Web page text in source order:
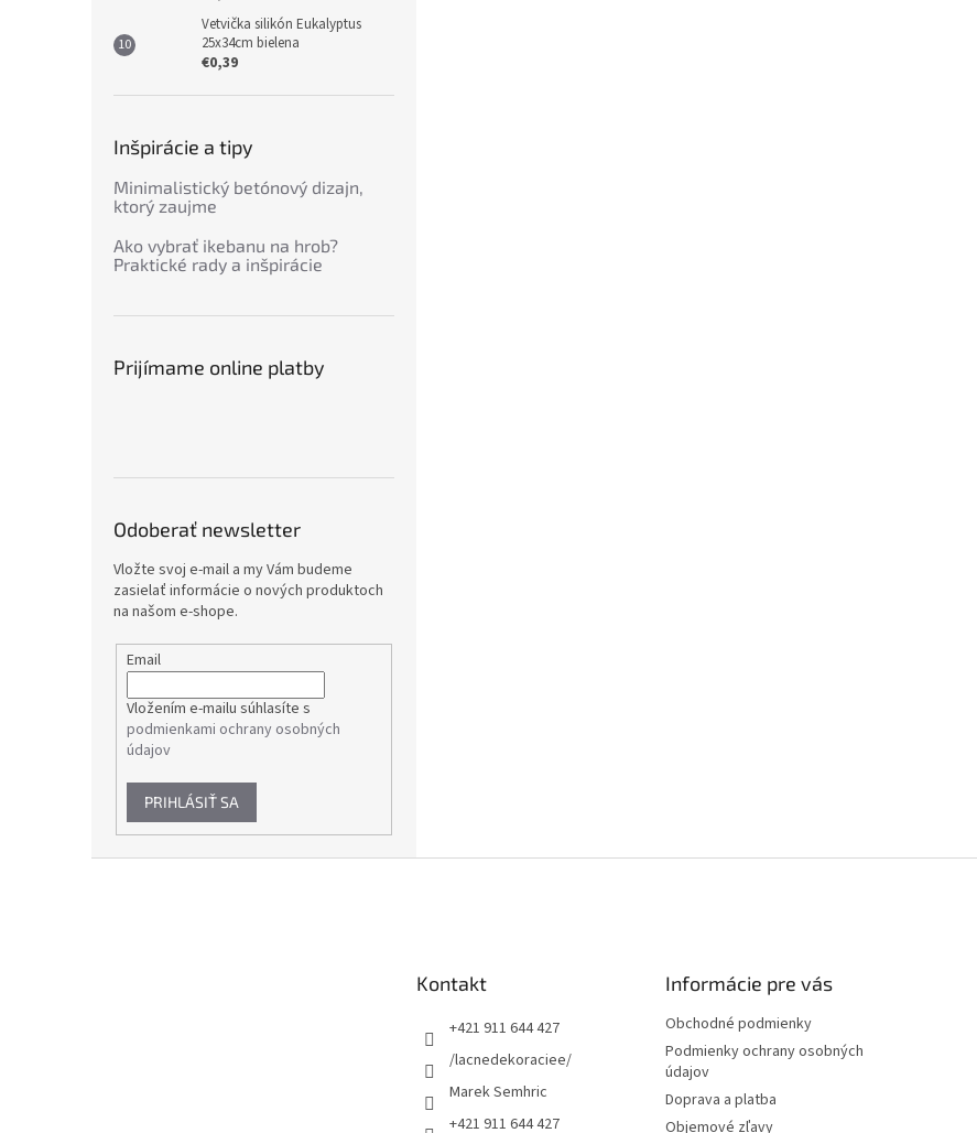
Vetvička silikón Eukalyptus
25x34cm bielena
€0,39
Inšpirácie a tipy
Minimalistický betónový dizajn,
ktorý zaujme
Ako vybrať ikebanu na hrob?
Praktické rady a inšpirácie
Prijímame online platby
Odoberať newsletter
Vložte svoj e-mail a my Vám budeme
zasielať informácie o nových produktoch
na našom e-shope.
Email
Vložením e-mailu súhlasíte s
podmienkami ochrany osobných
údajov
PRIHLÁSIŤ SA
Kontakt
+421 911 644 427
/lacnedekoraciee/
Marek Semhric
+421 911 644 427
Informácie pre vás
Obchodné podmienky
Podmienky ochrany osobných
údajov
Doprava a platba
Objemové zľavy